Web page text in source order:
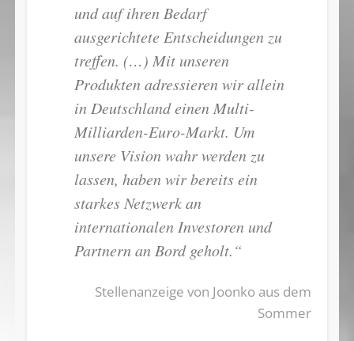
und auf ihren Bedarf
ausgerichtete Entscheidungen zu
treffen. (…) Mit unseren
Produkten adressieren wir allein
in Deutschland einen Multi-
Milliarden-Euro-Markt. Um
unsere Vision wahr werden zu
lassen, haben wir bereits ein
starkes Netzwerk an
internationalen Investoren und
Partnern an Bord geholt.“
Stellenanzeige von Joonko aus dem
Sommer